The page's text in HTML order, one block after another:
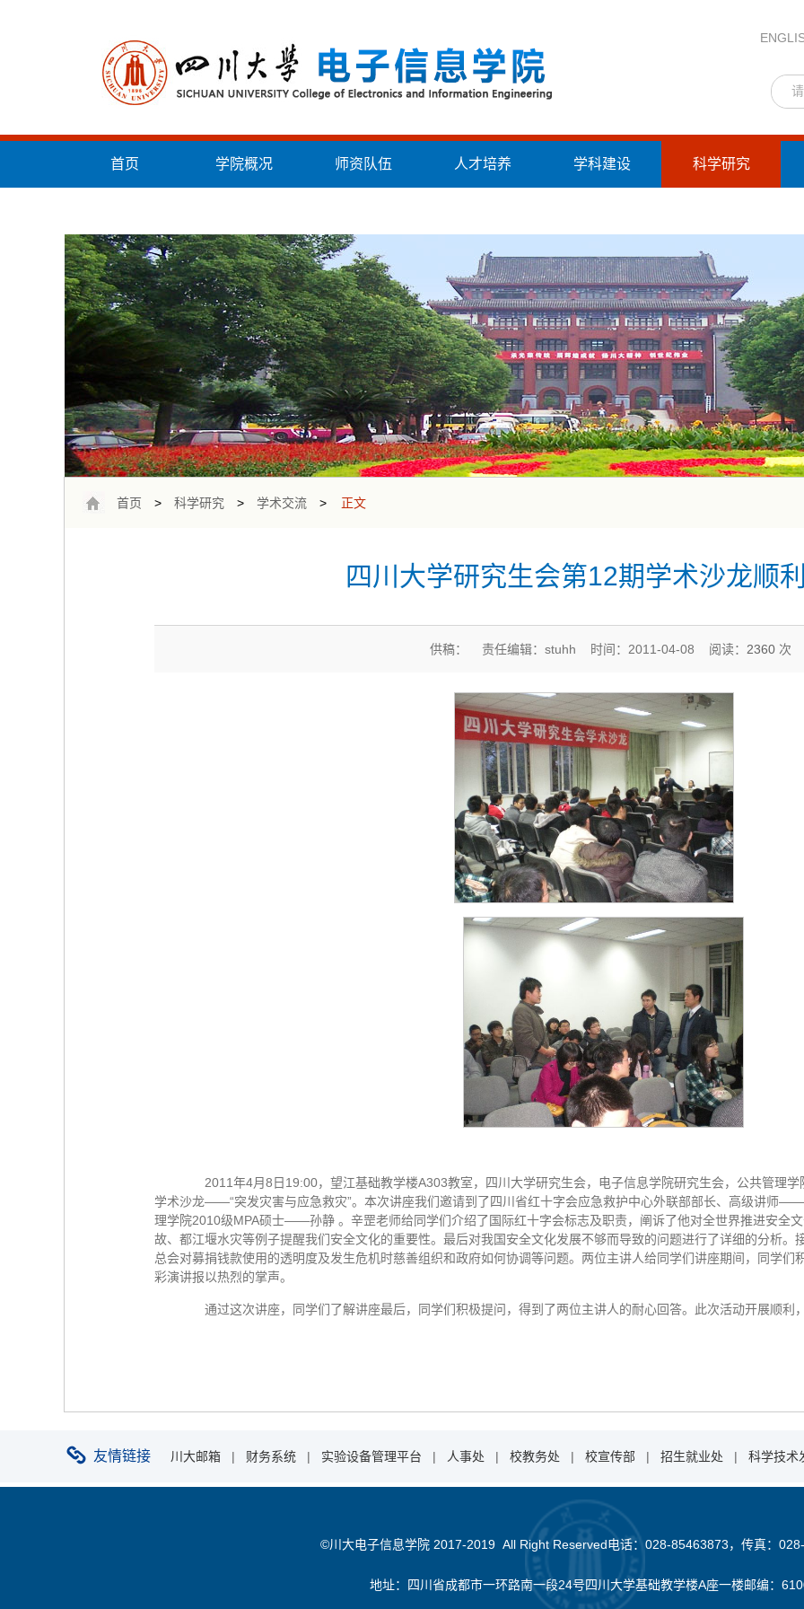
首页 学院概况 师资队伍 人才培养 学科建设 科学研究
首页 > 科学研究 > 学术交流 > 正文
四川大学研究生会第12期学术沙龙顺
供稿： 责任编辑：stuhh 时间：2011-04-08 阅读： 2360 次
2011年4月8日19:00，望江基础教学楼A303教室，四川大学研究生会，电子信息学院研究生会，公共管理学
学术沙龙——“突发灾害与应急救灾”。本次讲座我们邀请到了四川省红十字会应急救护中心外联部部长、高级讲师
理学院2010级MPA硕士——孙静 。辛罡老师给同学们介绍了国际红十字会标志及职责，阐诉了他对全世界推进安全
故、都江堰水灾等例子提醒我们安全文化的重要性。最后对我国安全文化发展不够而导致的问题进行了详细的分析。
总会对募捐钱款使用的透明度及发生危机时慈善组织和政府如何协调等问题。两位主讲人给同学们讲座期间，同学们
彩演讲报以热烈的掌声。
通过这次讲座，同学们了解讲座最后，同学们积极提问，得到了两位主讲人的耐心回答。此次活动开展顺利
友情链接 川大邮箱 | 财务系统 | 实验设备管理平台 | 人事处 | 校教务处 | 校宣传部 | 招生就业处 | 科学技术
©川大电子信息学院 2017-2019 All Right Reserved电话：028-85463873，传真：
地址：四川省成都市一环路南一段24号四川大学基础教学楼A座一楼邮编：